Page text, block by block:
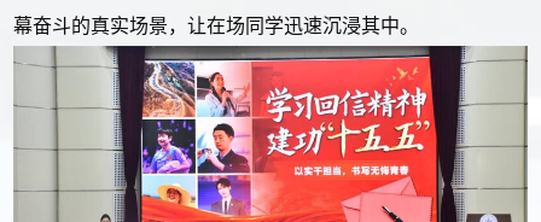
幕奋斗的真实场景，让在场同学迅速沉浸其中。